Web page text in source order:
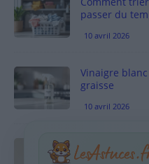
passer du
10 avril 2026
Vinaigre
graisse
10 avril 2026
Taches
habitudes qui